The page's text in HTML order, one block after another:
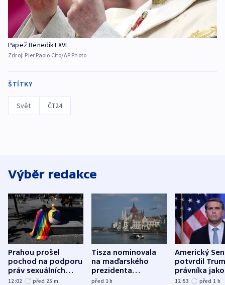
Papež Benedikt XVI.
Zdroj: Pier Paolo Cito/AP Photo
ŠTÍTKY
Svět ČT24
Výběr redakce
Prahou prošel
pochod na podporu
práv sexuálních
menšin
12:02 před 25 m
Tisza nominovala
na maďarského
prezidenta
bývalého šéfa
před 1h
Americký
potvrdil
právníka jako
ministra
12:53 před 1 h